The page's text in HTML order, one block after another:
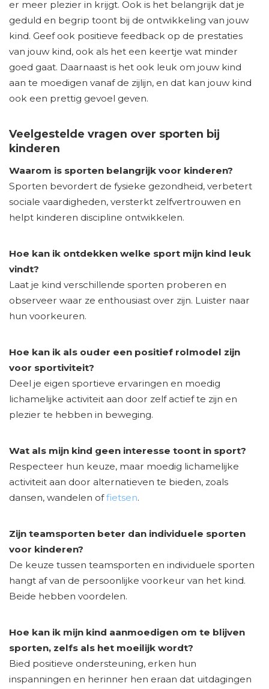
er meer plezier in krijgt. Ook is het belangrijk dat je
geduld en begrip toont bij de ontwikkeling van jouw
kind. Geef ook positieve feedback op de prestaties
van jouw kind, ook als het een keertje wat minder
goed gaat. Daarnaast is het ook leuk om jouw kind
aan te moedigen vanaf de zijlijn, en dat kan jouw kind
ook een prettig gevoel geven.
Veelgestelde vragen over sporten bij
kinderen
Waarom is sporten belangrijk voor kinderen?
Sporten bevordert de fysieke gezondheid, verbetert
sociale vaardigheden, versterkt zelfvertrouwen en
helpt kinderen discipline ontwikkelen.
Hoe kan ik ontdekken welke sport mijn kind leuk
vindt?
Laat je kind verschillende sporten proberen en
observeer waar ze enthousiast over zijn. Luister naar
hun voorkeuren.
Hoe kan ik als ouder een positief rolmodel zijn
voor sportiviteit?
Deel je eigen sportieve ervaringen en moedig
lichamelijke activiteit aan door zelf actief te zijn en
plezier te hebben in beweging.
Wat als mijn kind geen interesse toont in sport?
Respecteer hun keuze, maar moedig lichamelijke
activiteit aan door alternatieven te bieden, zoals
dansen, wandelen offietsen.
Zijn teamsporten beter dan individuele sporten
voor kinderen?
De keuze tussen teamsporten en individuele sporten
hangt af van de persoonlijke voorkeur van het kind.
Beide hebben voordelen.
Hoe kan ik mijn kind aanmoedigen om te blijven
sporten, zelfs als het moeilijk wordt?
Bied positieve ondersteuning, erken hun
inspanningen en herinner hen eraan dat uitdagingen